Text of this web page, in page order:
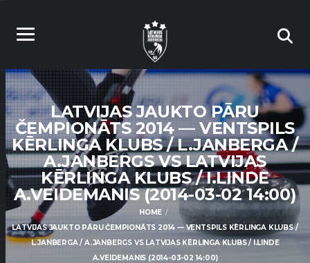
LATVIJAS JAUKTO PĀRU
ČEMPIONĀTS 2014 — VENTSPILS
KĒRLINGA KLUBS / L.JANBERGA /
A.JANBERGS VS LATVIJAS
KĒRLINGA KLUBS / I.LINDE
A.VEIDEMANIS (2014-03-02 14:00)
HOME
LATVIJAS JAUKTO PĀRU ČEMPIONĀTS 2014 — VENTSPILS KĒRLINGA KLUBS /
L.JANBERGA / A.JANBERGS VS LATVIJAS KĒRLINGA KLUBS / I.LINDE
A.VEIDEMANIS (2014-03-02 14:00)